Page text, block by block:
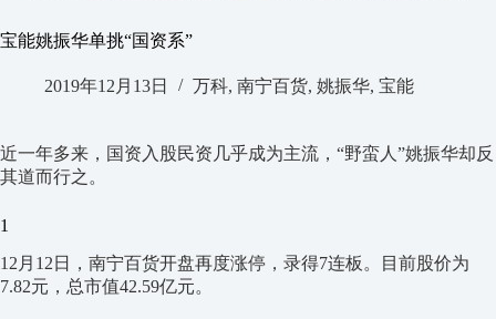
宝能姚振华单挑“国资系”
2019年12月13日 万科, 南宁百货, 姚振华, 宝能
近一年多来，国资入股民资几乎成为主流，“野蛮人”姚振华却反
其道而行之。
1
12月12日，南宁百货开盘再度涨停，录得7连板。目前股价为
7.82元，总市值42.59亿元。